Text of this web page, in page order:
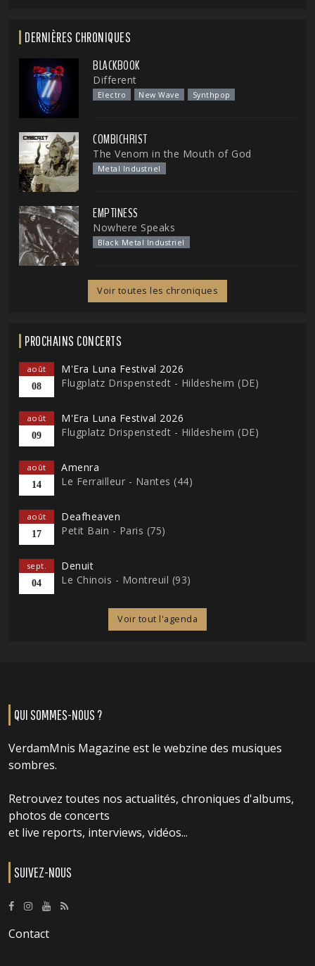
DERNIÈRES CHRONIQUES
BLACKBOOK
Different
Electro New Wave Synthpop
COMBICHRIST
The Venom in the Mouth of God
Metal Industriel
EMPTINESS
Nowhere Speaks
Black Metal Industriel
Voir toutes les chroniques
PROCHAINS CONCERTS
août
08
M'Era Luna Festival 2026
Flugplatz Drispenstedt - Hildesheim (DE)
août
09
M'Era Luna Festival 2026
Flugplatz Drispenstedt - Hildesheim (DE)
août
14
Amenra
Le Ferrailleur - Nantes (44)
août
17
Deafheaven
Petit Bain - Paris (75)
sept.
04
Denuit
Le Chinois - Montreuil (93)
Voir tout l'agenda
QUI SOMMES-NOUS ?
VerdamMnis Magazine est le webzine des musiques
sombres.
Retrouvez toutes nos actualités, chroniques d'albums,
photos de concerts
et live reports, interviews, vidéos...
SUIVEZ-NOUS
Contact